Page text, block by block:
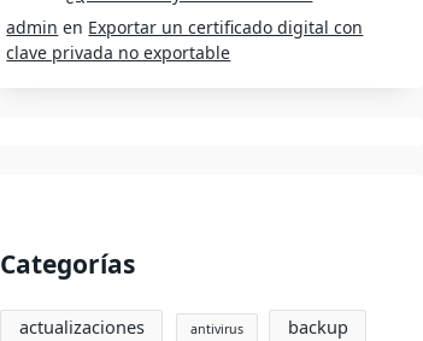
admin en Exportar un certificado digital con
clave privada no exportable
Categorías
actualizaciones antivirus backup